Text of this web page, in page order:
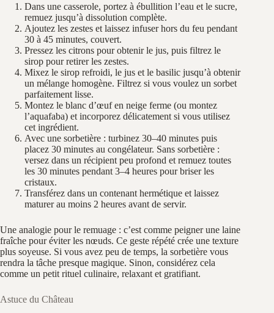
Dans une casserole, portez à ébullition l’eau et le sucre,
remuez jusqu’à dissolution complète.
Ajoutez les zestes et laissez infuser hors du feu pendant
30 à 45 minutes, couvert.
Pressez les citrons pour obtenir le jus, puis filtrez le
sirop pour retirer les zestes.
Mixez le sirop refroidi, le jus et le basilic jusqu’à obtenir
un mélange homogène. Filtrez si vous voulez un sorbet
parfaitement lisse.
Montez le blanc d’œuf en neige ferme (ou montez
l’aquafaba) et incorporez délicatement si vous utilisez
cet ingrédient.
Avec une sorbetière : turbinez 30–40 minutes puis
placez 30 minutes au congélateur. Sans sorbetière :
versez dans un récipient peu profond et remuez toutes
les 30 minutes pendant 3–4 heures pour briser les
cristaux.
Transférez dans un contenant hermétique et laissez
maturer au moins 2 heures avant de servir.
Une analogie pour le remuage : c’est comme peigner une laine
fraîche pour éviter les nœuds. Ce geste répété crée une texture
plus soyeuse. Si vous avez peu de temps, la sorbetière vous
rendra la tâche presque magique. Sinon, considérez cela
comme un petit rituel culinaire, relaxant et gratifiant.
Astuce du Château